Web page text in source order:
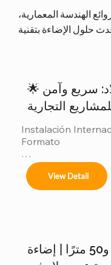
الهندسة المعمارية،
🌟 تركيب شجرة عيد الميلاد: سريع وآمن
التجارية
Instalación
Formato
Ofrecemos
para:
Árboles de 4m a
View Detail
أشجار عملاقة بارتفاع 40 و50 مترًا | إضاءة